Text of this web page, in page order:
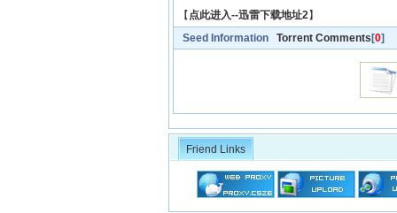
【 点此进入--迅雷下载地址2】
Seed Information Torrent Comments [0]
Friend Links